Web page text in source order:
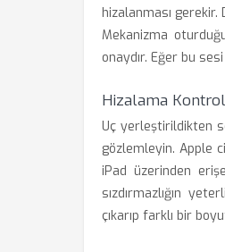
hizalanması
Mekanizma
onaydır. Eğer bu
Hizalama
Uç yerleştirildikten
gözlemleyin. Apple
iPad üzerinden
sızdırmazlığın
çıkarıp farklı bir